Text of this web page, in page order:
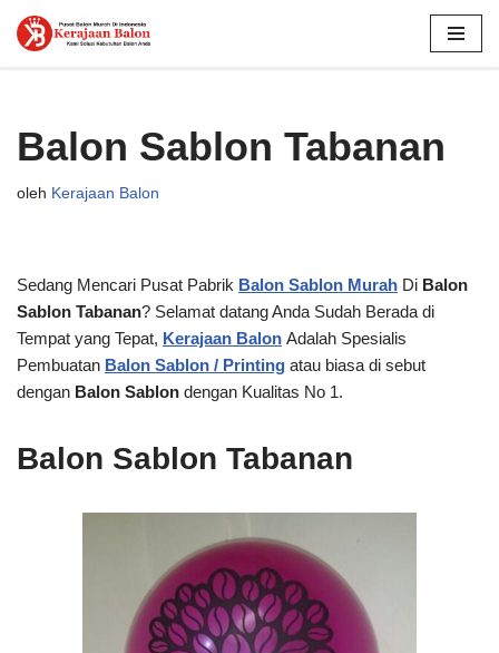
Balon Sablon Tabanan
oleh Kerajaan Balon
Sedang Mencari Pusat Pabrik Balon Sablon Murah Di Balon
Sablon Tabanan? Selamat datang Anda Sudah Berada di
Tempat yang Tepat, Kerajaan Balon Adalah Spesialis
Pembuatan Balon Sablon / Printing atau biasa di sebut
dengan Balon Sablon dengan Kualitas No 1.
Balon Sablon Tabanan